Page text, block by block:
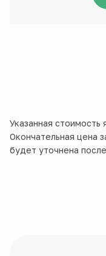
Указанная стоимость
Окончательная цена
будет уточнена